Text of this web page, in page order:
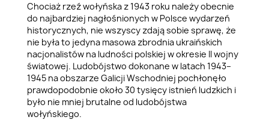
Chociaż rzeź wołyńska z 1943 roku należy obecnie
do najbardziej nagłośnionych w Polsce wydarzeń
historycznych, nie wszyscy zdają sobie sprawę, że
nie była to jedyna masowa zbrodnia ukraińskich
nacjonalistów na ludności polskiej w okresie II wojny
światowej. Ludobójstwo dokonane w latach 1943–
1945 na obszarze Galicji Wschodniej pochłonęło
prawdopodobnie około 30 tysięcy istnień ludzkich i
było nie mniej brutalne od ludobójstwa
wołyńskiego.